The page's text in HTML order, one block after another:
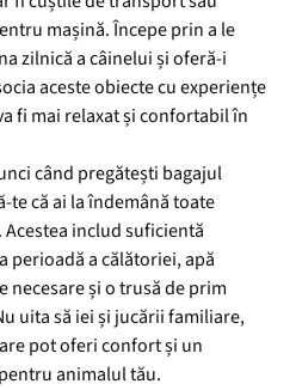
mașină. Începe prin a le
zilnică a câinelui și oferă-i
aceste obiecte cu experiențe
fi mai relaxat și confortabil în
când pregătești bagajul
că ai la îndemână toate
includ suficientă
perioadă a călătoriei, apă
necesare și o trusă de prim
uita să iei și jucării familiare,
pot oferi confort și un
animalul tău.